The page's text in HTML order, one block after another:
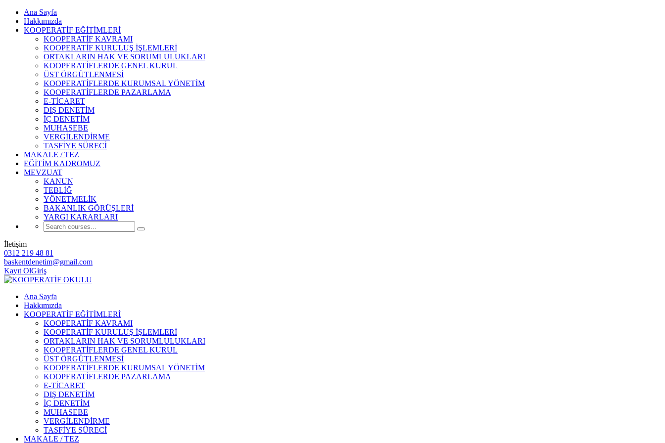
Ana Sayfa
Hakkımızda
KOOPERATİF EĞİTİMLERİ
KOOPERATİF KAVRAMI
KOOPERATİF KURULUŞ İŞLEMLERİ
ORTAKLARIN HAK VE SORUMLULUKLARI
KOOPERATİFLERDE GENEL KURUL
ÜST ÖRGÜTLENMESİ
KOOPERATİFLERDE KURUMSAL YÖNETİM
KOOPERATİFLERDE PAZARLAMA
E-TİCARET
DIŞ DENETİM
İÇ DENETİM
MUHASEBE
VERGİLENDİRME
TASFİYE SÜRECİ
MAKALE / TEZ
EĞİTİM KADROMUZ
MEVZUAT
KANUN
TEBLİĞ
YÖNETMELİK
BAKANLIK GÖRÜŞLERİ
YARGI KARARLARI
İletişim
0312 219 48 81
baskentdenetim@gmail.com
Kayıt OlGiriş
Ana Sayfa
Hakkımızda
KOOPERATİF EĞİTİMLERİ
KOOPERATİF KAVRAMI
KOOPERATİF KURULUŞ İŞLEMLERİ
ORTAKLARIN HAK VE SORUMLULUKLARI
KOOPERATİFLERDE GENEL KURUL
ÜST ÖRGÜTLENMESİ
KOOPERATİFLERDE KURUMSAL YÖNETİM
KOOPERATİFLERDE PAZARLAMA
E-TİCARET
DIŞ DENETİM
İÇ DENETİM
MUHASEBE
VERGİLENDİRME
TASFİYE SÜRECİ
MAKALE / TEZ